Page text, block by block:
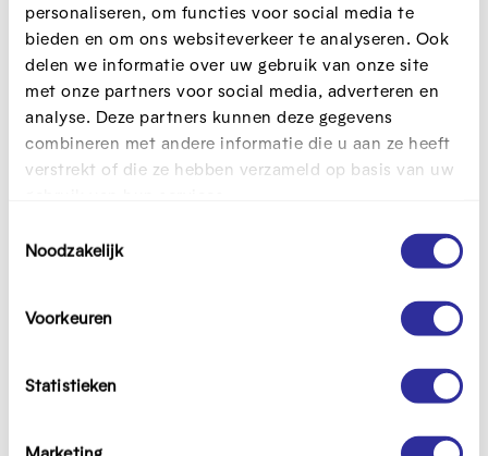
personaliseren, om functies voor social media te
bieden en om ons websiteverkeer te analyseren. Ook
delen we informatie over uw gebruik van onze site
met onze partners voor social media, adverteren en
analyse. Deze partners kunnen deze gegevens
combineren met andere informatie die u aan ze heeft
verstrekt of die ze hebben verzameld op basis van uw
Noodzakelijk
Voorkeuren
Statistieken
1000 Brussel
Freelance vormingsmedewerkers, HR-medewerkers
of VTO-verantwoordelijken uit zorg- en
welzijnsorganisaties, koepelorganisaties die hun
leden willen ondersteunen in de digitale
transformatie
Programma
Na deze opleiding
weet je hoe het beleidstraject digitale inclusie en